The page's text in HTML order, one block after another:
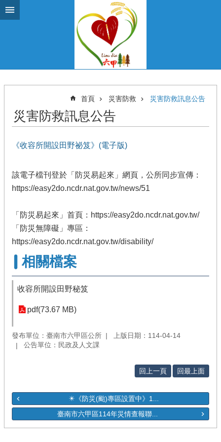
跳到主要內容區塊
首頁 災害防救 災害防救訊息公告
災害防救訊息公告
《收容所開設田野祕笈》(電子版)
該電子檔刊登於「防災易起來」網頁，公所同步宣傳：
https://easy2do.ncdr.nat.gov.tw/news/51
「防災易起來」首頁：https://easy2do.ncdr.nat.gov.tw/
「防災無障礙」專區：
https://easy2do.ncdr.nat.gov.tw/disability/
相關檔案
收容所開設田野秘笈
pdf(73.67 MB)
發布單位：臺南市六甲區公所
上版日期：114-04-14
公告單位：民政及人文課
回上一頁 回最上面
✴️《防災(颱)專區設置中》1...
臺南市六甲區114年災情查報聯...